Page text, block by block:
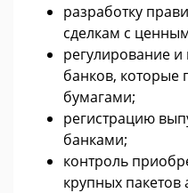
разработку
сделкам с
регулирование
банков, которые
бумагами;
регистрацию
банками;
контроль
крупных пакетов